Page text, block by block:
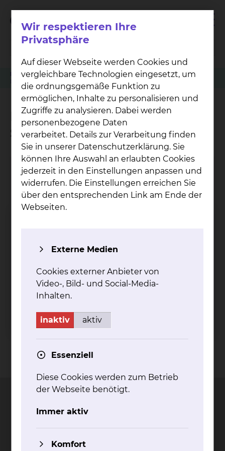
Patienten Angehörige & Besucher
Augenheilkunde
Physiotherapie am Standort Salzdahlumer Straße
Physiotherapie am Standort
Salzdahlumer Straße
Tel.:+49 531 595 2330
Fax: +49 531 595 2567(07:00 Uhr-15:00 Uhr)
Kontakt Impressum
Städtisches Klinikum
Braunschweig gGmbH
Wir respektieren Ihre
Privatsphäre
Auf dieser Webseite werden Cookies und
vergleichbare Technologien eingesetzt, um
die ordnungsgemäße Funktion zu
ermöglichen, Inhalte zu personalisieren und
Zugriffe zu analysieren. Dabei werden
personenbezogene Daten
verarbeitet. Details zur Verarbeitung finden
Sie in unserer Datenschutzerklärung. Sie
können Ihre Auswahl an erlaubten Cookies
jederzeit in den Einstellungen anpassen und
widerrufen. Die Einstellungen erreichen Sie
über den entsprechenden Link am Ende der
Webseiten.
Externe Medien
Cookies externer Anbieter von
Video-, Bild- und Social-Media-
Inhalten.
inaktiv aktiv
Essenziell
Diese Cookies werden zum Betrieb
der Webseite benötigt.
Immer aktiv
Komfort